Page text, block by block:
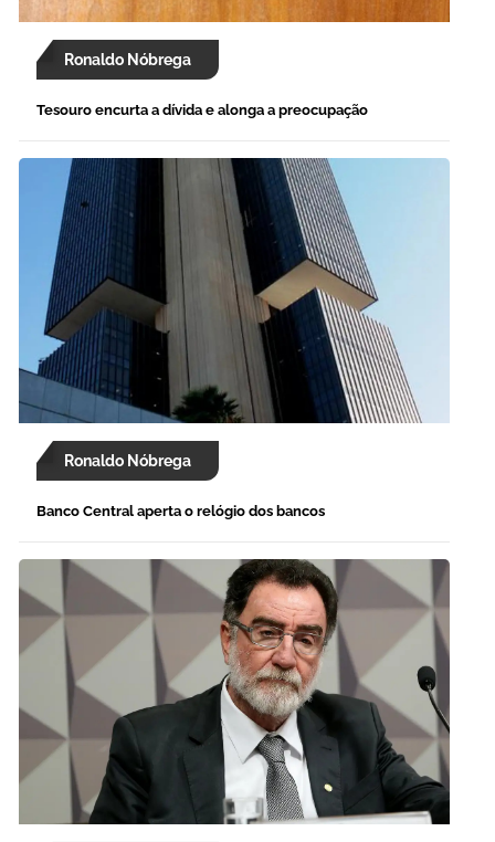
Ronaldo Nóbrega
Tesouro encurta a dívida e alonga a preocupação
Ronaldo Nóbrega
Banco Central aperta o relógio dos bancos